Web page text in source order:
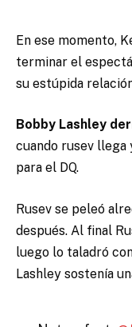
En ese momento,
terminar el
su estúpida
Bobby Lashley
cuando rusev llega
para el DQ.
Rusev se peleó
después. Al final
luego lo taladró
Lashley sostenía